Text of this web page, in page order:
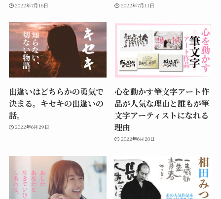
2022年7月16日 2022年7月11日
出逢いはどちらかの勇気で
決まる。キセキの出逢いの
話。
2022年6月29日
心を動かす筆文字アート作
品が人気な理由と誰もが筆
文字アーティストになれる
理由
2022年6月20日